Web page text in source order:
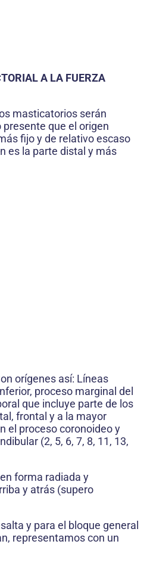
A LA FUERZA
masticatorios serán
que el origen
fijo y de relativo escaso
es la parte distal y más
orígenes así: Líneas
proceso marginal del
que incluye parte de los
frontal y a la mayor
el proceso coronoideo y
(2, 5, 6, 7, 8, 11, 13,
forma radiada y
y atrás (supero
y para el bloque general
representamos con un